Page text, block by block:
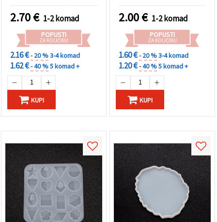
polimernu glinu, epoksi,
sapun i gips
2.70€ 1-2 komad
POPUSTI
ZA KOLIČINU
2.16 €- 20 %3-4 komad
1.62 €- 40 %5 komad +
KUPI
2.00€ 1-2 komad
POPUSTI
ZA KOLIČINU
1.60 €- 20 %3-4 komad
1.20 €- 40 %5 komad +
KUPI